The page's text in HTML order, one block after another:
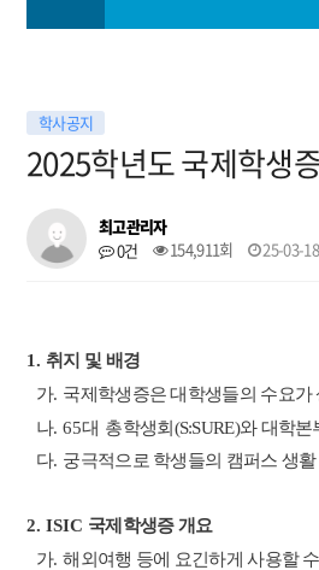
학사정보
커뮤니티
학사공지
2025학년도 국제학생
최고관리자
0건
154,911회 25-03-
1. 취지 및 배경
가. 국제학생증은 대학생들의 수요
나. 65대 총학생회(S:SURE)와 대학
다. 궁극적으로 학생들의 캠퍼스 생
2. ISIC 국제학생증 개요
가.해외여행 등에 요긴하게 사용할